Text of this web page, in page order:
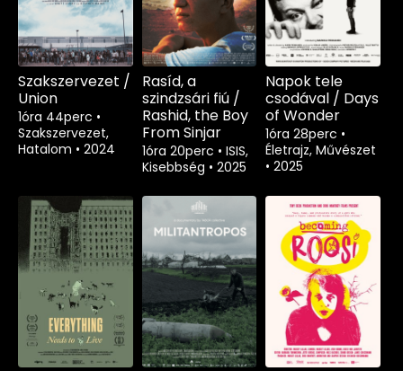
Szakszervezet /
Union
1óra 44perc •
Szakszervezet,
Hatalom • 2024
Rasíd, a
szindzsári fiú /
Rashid, the Boy
From Sinjar
1óra 20perc • ISIS,
Kisebbség • 2025
Napok tele
csodával / Days
of Wonder
1óra 28perc •
Életrajz, Művészet
• 2025